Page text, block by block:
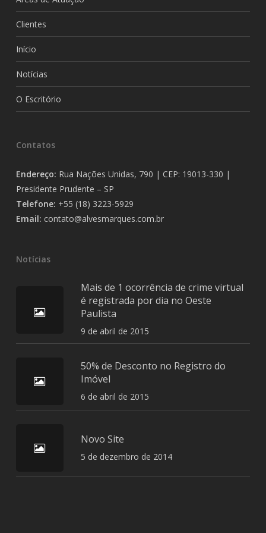
Clientes
Início
Notícias
O Escritório
Contatos
Endereço: Rua Nações Unidas, 790 | CEP: 19013-330 |
Presidente Prudente – SP
Telefone: +55 (18) 3223-5929
Email: contato@alvesmarques.com.br
Notícias
Mais de 1 ocorrência de crime virtual
é registrada por dia no Oeste
Paulista
9 de abril de 2015
50% de Desconto no Registro do
Imóvel
6 de abril de 2015
Novo Site
5 de dezembro de 2014